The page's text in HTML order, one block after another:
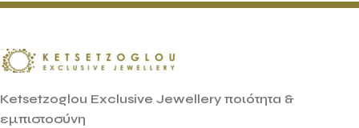
Ketsetzoglou Exclusive Jewellery ποιότητα &
εμπιστοσύνη